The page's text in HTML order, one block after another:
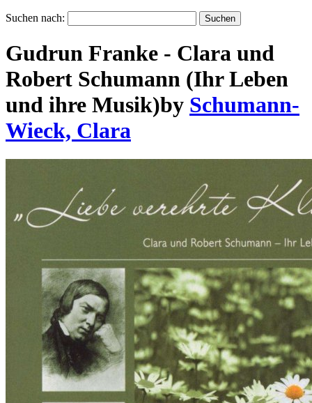
Suchen nach:
Gudrun Franke - Clara und
Robert Schumann (Ihr Leben
und ihre Musik)by Schumann-
Wieck, Clara